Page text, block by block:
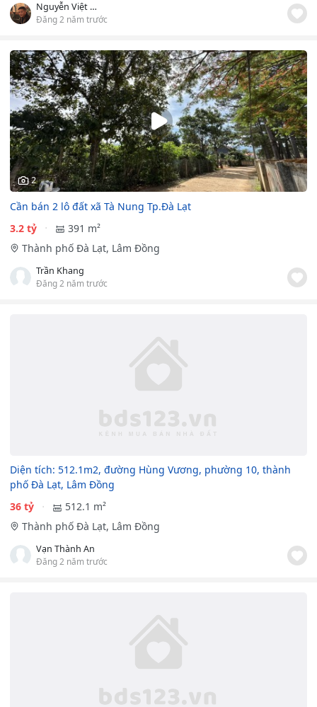
Nguyễn Việt Anh
Đăng 2 năm trước
2
Cần bán 2 lô đất xã Tà Nung Tp.Đà Lạt
3.2 tỷ
391 m²
Thành phố Đà Lạt, Lâm Đồng
Trần Khang
Đăng 2 năm trước
Diện tích: 512.1m2, đường Hùng Vương, phường 10, thành
phố Đà Lạt, Lâm Đồng
36 tỷ
512.1 m²
Thành phố Đà Lạt, Lâm Đồng
Vạn Thành An
Đăng 2 năm trước